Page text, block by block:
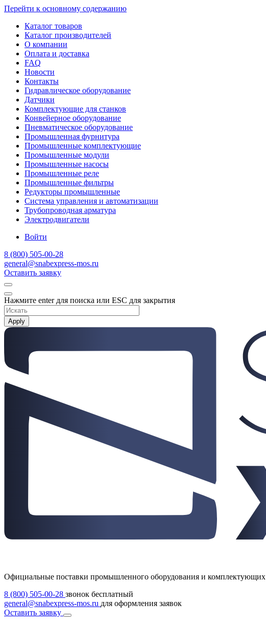
Перейти к основному содержанию
Каталог товаров
Каталог производителей
О компании
Оплата и доставка
FAQ
Новости
Контакты
Гидравлическое оборудование
Датчики
Комплектующие для станков
Конвейерное оборудование
Пневматическое оборудование
Промышленная фурнитура
Промышленные комплектующие
Промышленные модули
Промышленные насосы
Промышленные реле
Промышленные фильтры
Редукторы промышленные
Система управления и автоматизации
Трубопроводная арматура
Электродвигатели
Войти
8 (800) 505-00-28
general@snabexpress-mos.ru
Оставить заявку
Нажмите enter для поиска или ESC для закрытия
Apply
Официальные поставки промышленного оборудования и комплектующих
8 (800) 505-00-28 звонок бесплатный
general@snabexpress-mos.ru для оформления заявок
Оставить заявку